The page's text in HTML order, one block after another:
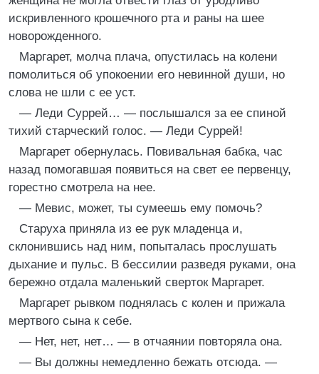
искривленного крошечного рта и раны на шее
новорожденного.
Маргарет, молча плача, опустилась на колени
помолиться об упокоении его невинной души, но
слова не шли с ее уст.
— Леди Суррей… — послышался за ее спиной
тихий старческий голос. — Леди Суррей!
Маргарет обернулась. Повивальная бабка, час
назад помогавшая появиться на свет ее первенцу,
горестно смотрела на нее.
— Мевис, может, ты сумеешь ему помочь?
Старуха приняла из ее рук младенца и,
склонившись над ним, попыталась прослушать
дыхание и пульс. В бессилии разведя руками, она
бережно отдала маленький сверток Маргарет.
Маргарет рывком поднялась с колен и прижала
мертвого сына к себе.
— Нет, нет, нет… — в отчаянии повторяла она.
— Вы должны немедленно бежать отсюда. —